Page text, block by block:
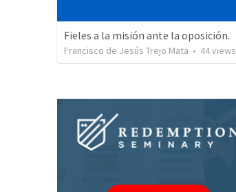
Fieles a la misión ante la oposición.
Francisco de Jesús Trejo Mata • 44views